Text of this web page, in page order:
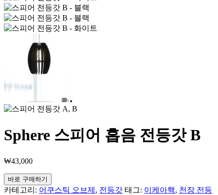
Sphere 스피어 흡음 전등갓 B
₩43,000
바로 구매하기
카테고리: 어쿠스틱 오브제 , 전등갓 태그: 이케아핵, 천장 전등